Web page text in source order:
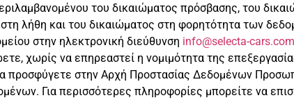
του δικαιώματος πρόσβασης, του
λήθη και του δικαιώματος στη φορητότητα των
στην ηλεκτρονική διεύθυνση info@selecta-cars.com
χωρίς να επηρεαστεί η νομιμότητα της
προσφύγετε στην Αρχή Προστασίας Δεδομένων
Για περισσότερες πληροφορίες μπορείτε να